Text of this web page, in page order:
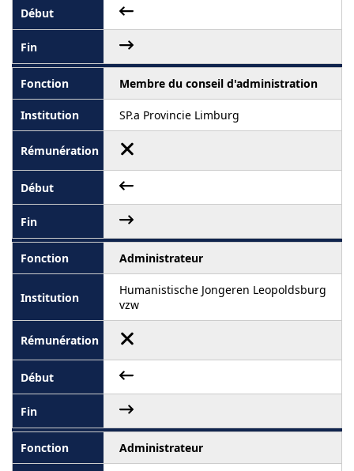
Membre du conseil d'administration
SP.a Provincie Limburg
Administrateur
Humanistische Jongeren Leopoldsburg
vzw
Administrateur